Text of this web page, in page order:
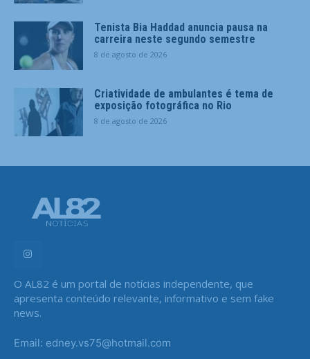
Tenista Bia Haddad anuncia pausa na
carreira neste segundo semestre
8 de agosto de 2026
Criatividade de ambulantes é tema de
exposição fotográfica no Rio
8 de agosto de 2026
O AL82 é um portal de notícias independente, que
apresenta conteúdo relevante, informativo e sem fake
news.
Email: edney.vs75@hotmail.com